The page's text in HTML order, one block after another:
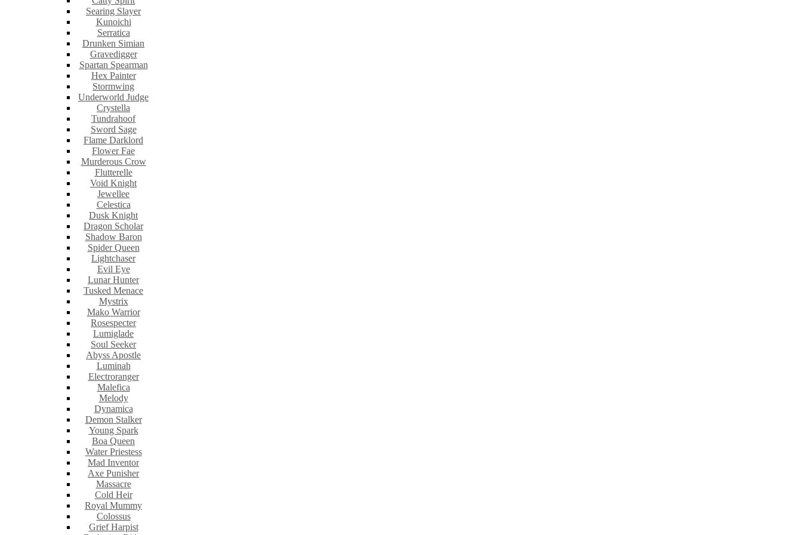
Searing Slayer
Kunoichi
Serratica
Drunken Simian
Gravedigger
Spartan Spearman
Hex Painter
Stormwing
Underworld Judge
Crystella
Tundrahoof
Sword Sage
Flame Darklord
Flower Fae
Murderous Crow
Flutterelle
Void Knight
Jewellee
Celestica
Dusk Knight
Dragon Scholar
Shadow Baron
Spider Queen
Lightchaser
Evil Eye
Lunar Hunter
Tusked Menace
Mystrix
Mako Warrior
Rosespecter
Lumiglade
Soul Seeker
Abyss Apostle
Luminah
Electroranger
Malefica
Melody
Dynamica
Demon Stalker
Young Spark
Boa Queen
Water Priestess
Mad Inventor
Axe Punisher
Massacre
Cold Heir
Royal Mummy
Colossus
Grief Harpist